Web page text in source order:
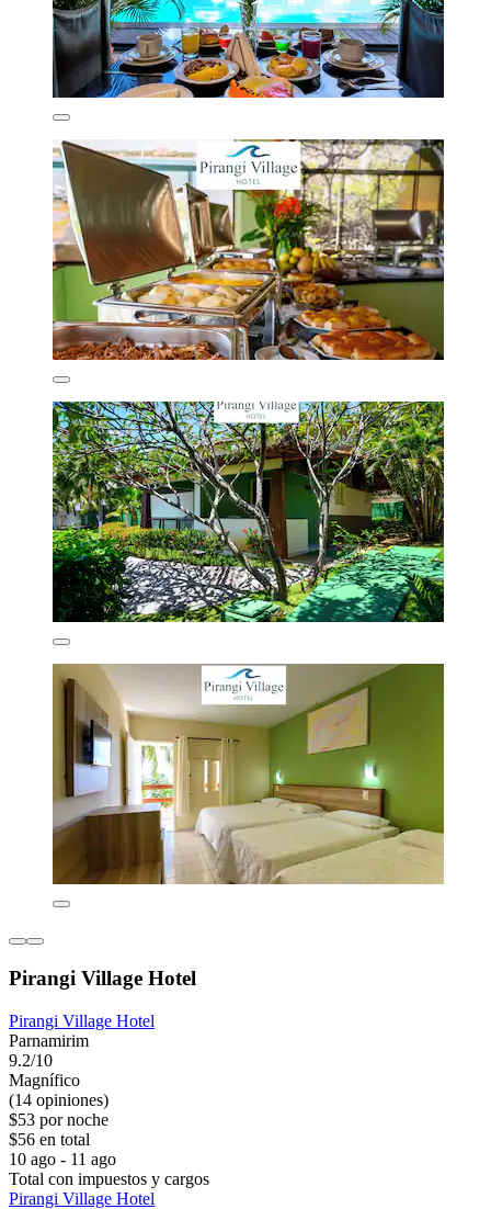
Pirangi Village Hotel
Pirangi Village Hotel
Parnamirim
9.2/10
Magnífico
(14 opiniones)
$53 por noche
$56 en total
10 ago - 11 ago
Total con impuestos y cargos
Pirangi Village Hotel